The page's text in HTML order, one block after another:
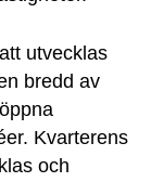
utvecklas
bredd av
Kvarterens
och